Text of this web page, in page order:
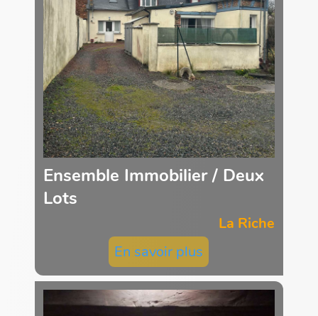
Ensemble Immobilier / Deux
Lots
La Riche
En savoir plus